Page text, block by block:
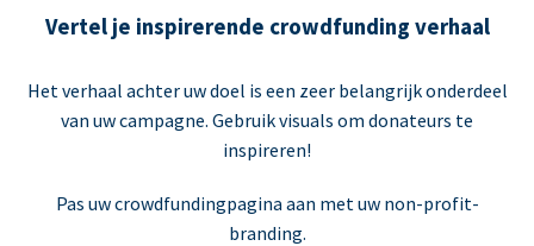
Vertel je inspirerende crowdfunding verhaal
Het verhaal achter uw doel is een zeer belangrijk onderdeel
van uw campagne. Gebruik visuals om donateurs te
inspireren!
Pas uw crowdfundingpagina aan met uw non-profit-
branding.